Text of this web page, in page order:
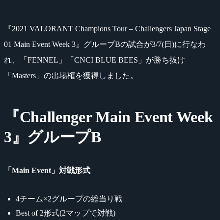
『2021 VALORANT Champions Tour – Challengers Japan Stage
01 Main Event Week 3』グループBの試合が3/7(日)に行なわ
れ、「FENNEL」「CNCI BLUE BEES」が勝ち抜け
「Masters」の出場権を獲得しました。
『Challenger Main Event Week
3』グループB
「Main Event」対戦形式
4チーム×2グループの総当り戦
Best of 2形式(2マップで対戦)